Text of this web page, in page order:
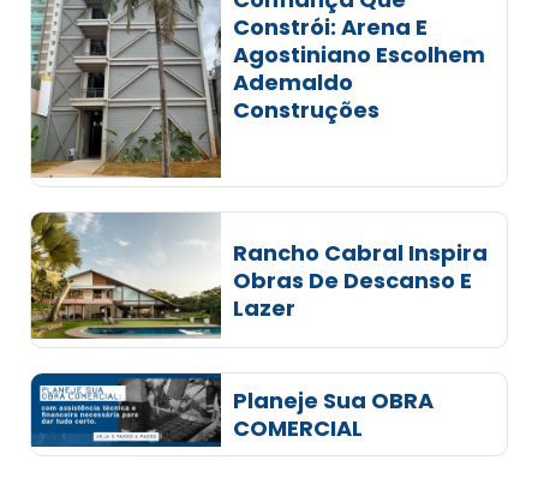
Constrói: Arena E
Agostiniano Escolhem
Ademaldo
Construções
Rancho Cabral Inspira
Obras De Descanso E
Lazer
Planeje Sua OBRA
COMERCIAL